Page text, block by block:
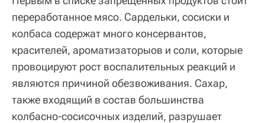
переработанное мясо. Сардельки, сосиски и
колбаса содержат много консервантов,
красителей, ароматизаторыов и соли, которые
провоцируют рост воспалительных реакций и
являются причиной обезвоживания. Сахар,
также входящий в состав большинства
колбасно-сосисочных изделий, разрушает